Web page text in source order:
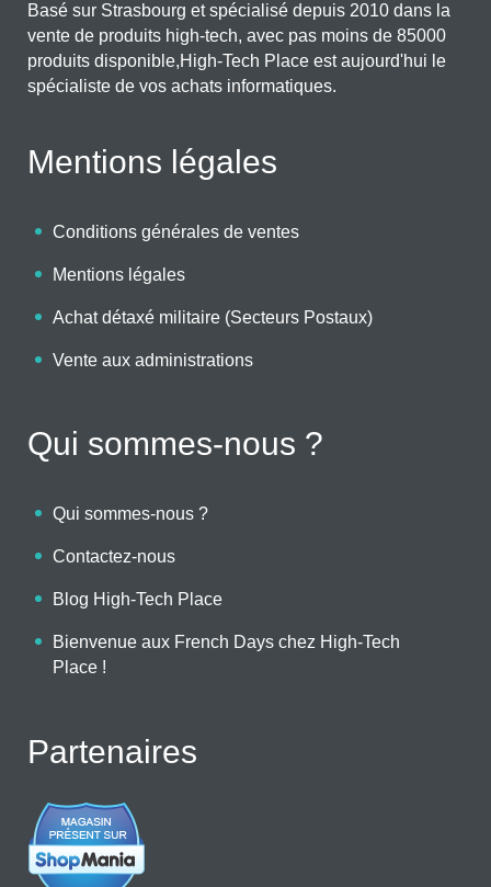
Basé sur Strasbourg et spécialisé depuis 2010 dans la
vente de produits high-tech, avec pas moins de 85000
produits disponible,High-Tech Place est aujourd'hui le
spécialiste de vos achats informatiques.
Mentions légales
Conditions générales de ventes
Mentions légales
Achat détaxé militaire (Secteurs Postaux)
Vente aux administrations
Qui sommes-nous ?
Qui sommes-nous ?
Contactez-nous
Blog High-Tech Place
Bienvenue aux French Days chez High-Tech
Place !
Partenaires